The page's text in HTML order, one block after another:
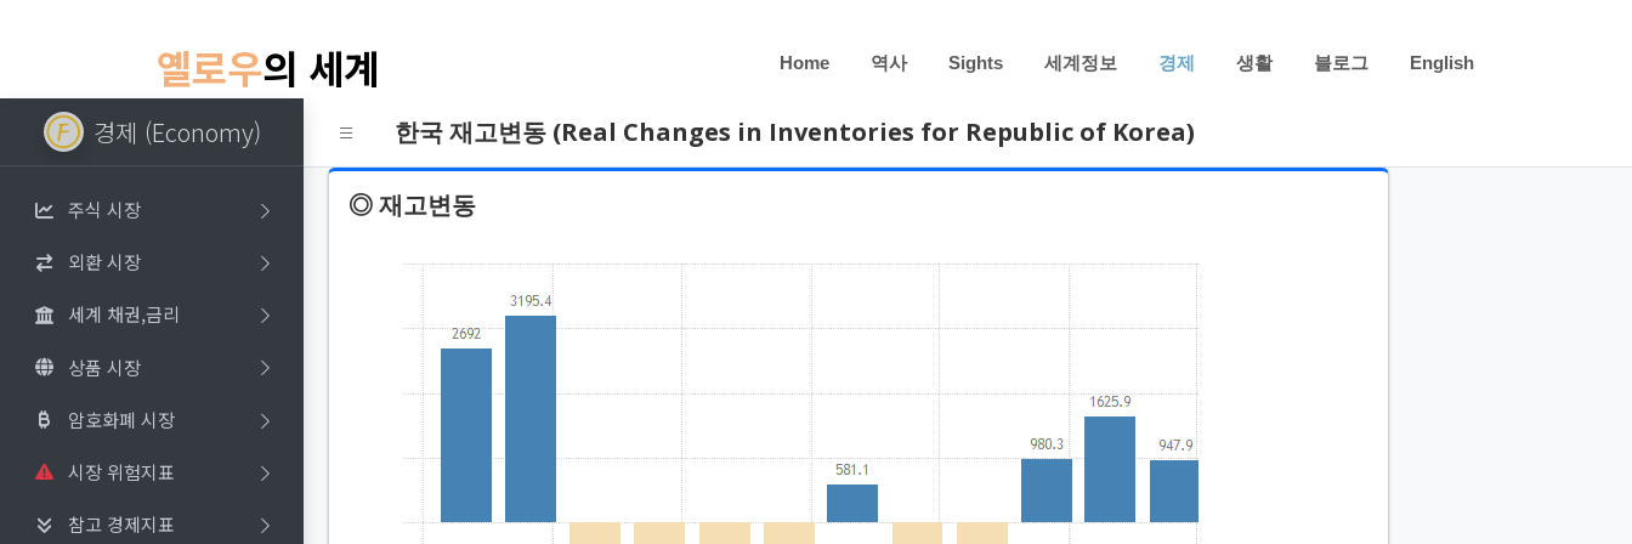
옐로우의 세계 Home 역사 Sights 세계정보 경제 생활 블로그 English
한국 재고변동 (Real Changes in Inventories for Republic of Korea)
경제 (Economy)
주식 시장
외환 시장
세계 채권,금리
상품 시장
암호화폐 시장
시장 위험지표
참고 경제지표
◎ 재고변동